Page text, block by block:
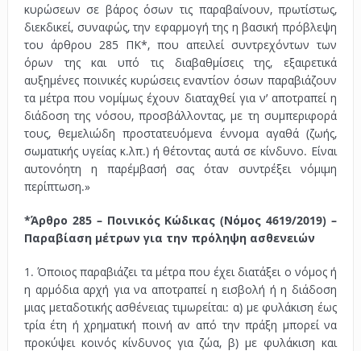
κυρώσεων σε βάρος όσων τις παραβαίνουν, πρωτίστως,
διεκδικεί, συναφώς, την εφαρμογή της η βασική πρόβλεψη
του άρθρου 285 ΠΚ*, που απειλεί συντρεχόντων των
όρων της και υπό τις διαβαθμίσεις της, εξαιρετικά
αυξημένες ποινικές κυρώσεις εναντίον όσων παραβιάζουν
τα μέτρα που νομίμως έχουν διαταχθεί για ν’ αποτραπεί η
διάδοση της νόσου, προσβάλλοντας, με τη συμπεριφορά
τους, θεμελιώδη προστατευόμενα έννομα αγαθά (ζωής,
σωματικής υγείας κ.λπ.) ή θέτοντας αυτά σε κίνδυνο. Είναι
αυτονόητη η παρέμβασή σας όταν συντρέξει νόμιμη
περίπτωση.»
*Άρθρο 285 – Ποινικός Κώδικας (Νόμος 4619/2019) –
Παραβίαση μέτρων για την πρόληψη ασθενειών
1. Όποιος παραβιάζει τα μέτρα που έχει διατάξει ο νόμος ή
η αρμόδια αρχή για να αποτραπεί η εισβολή ή η διάδοση
μιας μεταδοτικής ασθένειας τιμωρείται: α) με φυλάκιση έως
τρία έτη ή χρηματική ποινή αν από την πράξη μπορεί να
προκύψει κοινός κίνδυνος για ζώα, β) με φυλάκιση και